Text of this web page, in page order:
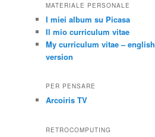
MATERIALE PERSONALE
I miei album su Picasa
Il mio curriculum vitae
My curriculum vitae – english
version
PER PENSARE
Arcoiris TV
RETROCOMPUTING